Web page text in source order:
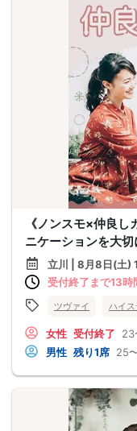
《ノンスモ×仲良
ニケーションを大
立川 | 8月8日(土)
受付終了まで13時
ツヴァイ ハイ
女性 受付終了 23
男性 残り1席 25